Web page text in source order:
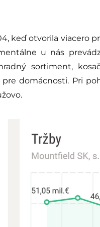
keď otvorila viacero
u nás
sortiment,
domácnosti. Pri